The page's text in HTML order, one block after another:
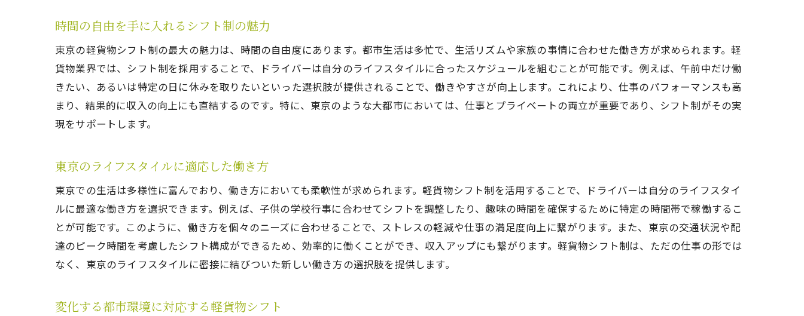
東京での軽貨物シフト制導入が生活バランスに与える影響
シフト制で実現する生活と仕事の調和
家族時間と仕事時間のバランスを取る
生活リズムに合ったシフト制の導入効果
時間の自由を手に入れるシフト制の魅力
東京の軽貨物シフト制の最大の魅力は、時間の自由度にあります。都市生活は多忙で、生活リズムや家族の事情に合わせた働き方が求められます。軽
貨物業界では、シフト制を採用することで、ドライバーは自分のライフスタイルに合ったスケジュールを組むことが可能です。例えば、午前中だけ働
きたい、あるいは特定の日に休みを取りたいといった選択肢が提供されることで、働きやすさが向上します。これにより、仕事のパフォーマンスも高
まり、結果的に収入の向上にも直結するのです。特に、東京のような大都市においては、仕事とプライベートの両立が重要であり、シフト制がその実
現をサポートします。
東京のライフスタイルに適応した働き方
東京での生活は多様性に富んでおり、働き方においても柔軟性が求められます。軽貨物シフト制を活用することで、ドライバーは自分のライフスタイ
ルに最適な働き方を選択できます。例えば、子供の学校行事に合わせてシフトを調整したり、趣味の時間を確保するために特定の時間帯で稼働するこ
とが可能です。このように、働き方を個々のニーズに合わせることで、ストレスの軽減や仕事の満足度向上に繋がります。また、東京の交通状況や配
達のピーク時間を考慮したシフト構成ができるため、効率的に働くことができ、収入アップにも繋がります。軽貨物シフト制は、ただの仕事の形では
なく、東京のライフスタイルに密接に結びついた新しい働き方の選択肢を提供します。
変化する都市環境に対応する軽貨物シフト